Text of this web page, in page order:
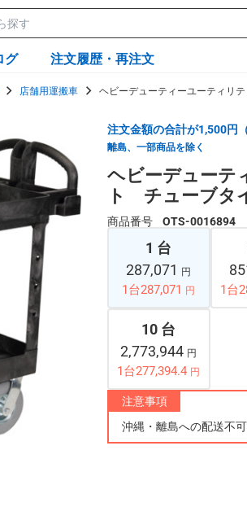
グ 注文履歴・再注文
店舗用運搬車 ヘビーデューティーユーティ
注文金額の合計が1,500円
離島、一部商品を除く
ヘビーデューテ
ト チューブ
商品番号 OTS-0016894
1 台
287,071
円
1台287,071 円 1台
10 台
2,773,944 円
1台277,394.4 円
注意事項
沖縄・離島への配送不